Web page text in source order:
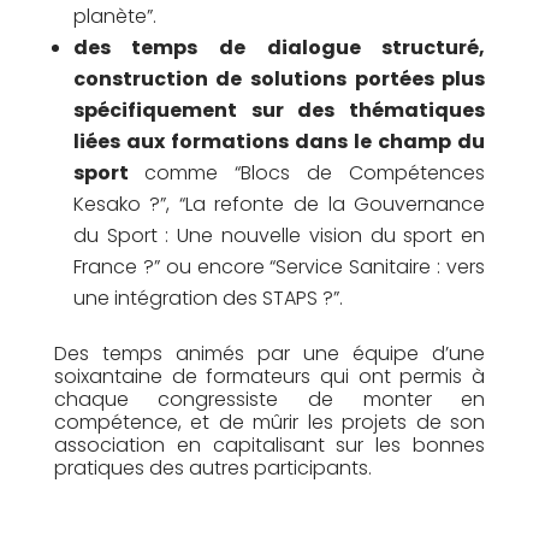
planète”.
des temps de dialogue structuré,
construction de solutions portées plus
spécifiquement sur des thématiques
liées aux formations dans le champ du
sport comme “Blocs de Compétences
Kesako ?”, “La refonte de la Gouvernance
du Sport : Une nouvelle vision du sport en
France ?” ou encore “Service Sanitaire : vers
une intégration des STAPS ?”.
Des temps animés par une équipe d’une
soixantaine de formateurs qui ont permis à
chaque congressiste de monter en
compétence, et de mûrir les projets de son
association en capitalisant sur les bonnes
pratiques des autres participants.